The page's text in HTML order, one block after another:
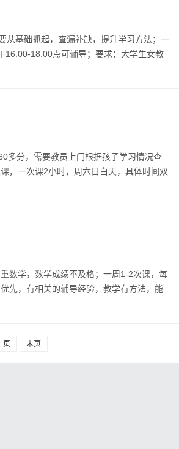
从基础抓起，查漏补缺，提升学习方法；一
16:00-18:00点可辅导；要求：大学生女教
多分，需要教员上门根据孩子学习情况查
，一次课2小时，周六日白天，具体时间双
数学，数学成绩不及格；一周1-2次课，每
先，有相关的辅导经验，教学有方法，能
页 末页